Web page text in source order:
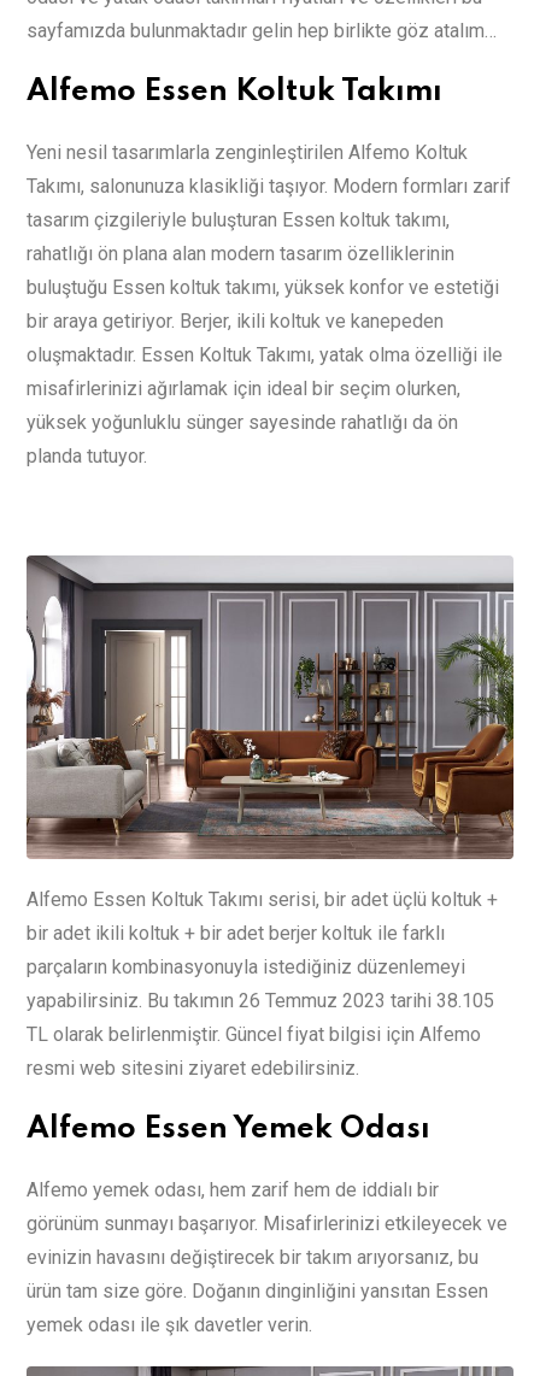
sayfamızda bulunmaktadır gelin hep birlikte göz atalım…
Alfemo Essen Koltuk Takımı
Yeni nesil tasarımlarla zenginleştirilen Alfemo Koltuk
Takımı, salonunuza klasikliği taşıyor. Modern formları zarif
tasarım çizgileriyle buluşturan Essen koltuk takımı,
rahatlığı ön plana alan modern tasarım özelliklerinin
buluştuğu Essen koltuk takımı, yüksek konfor ve estetiği
bir araya getiriyor. Berjer, ikili koltuk ve kanepeden
oluşmaktadır. Essen Koltuk Takımı, yatak olma özelliği ile
misafirlerinizi ağırlamak için ideal bir seçim olurken,
yüksek yoğunluklu sünger sayesinde rahatlığı da ön
planda tutuyor.
Alfemo Essen Koltuk Takımı serisi, bir adet üçlü koltuk +
bir adet ikili koltuk + bir adet berjer koltuk ile farklı
parçaların kombinasyonuyla istediğiniz düzenlemeyi
yapabilirsiniz. Bu takımın 26 Temmuz 2023 tarihi 38.105
TL olarak belirlenmiştir. Güncel fiyat bilgisi için Alfemo
resmi web sitesini ziyaret edebilirsiniz.
Alfemo Essen Yemek Odası
Alfemo yemek odası, hem zarif hem de iddialı bir
görünüm sunmayı başarıyor. Misafirlerinizi etkileyecek ve
evinizin havasını değiştirecek bir takım arıyorsanız, bu
ürün tam size göre. Doğanın dinginliğini yansıtan Essen
yemek odası ile şık davetler verin.